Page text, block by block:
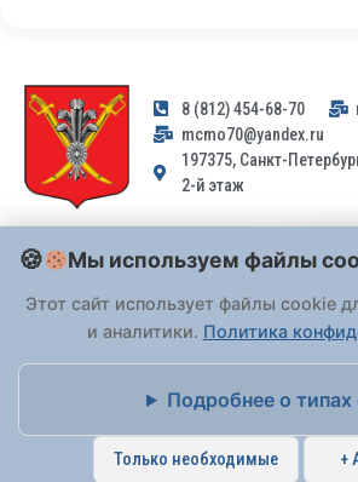
8 (812) 454-68-70
mcmo70@yandex.ru
197375, Санкт-
2-й этаж
Заявления и обращения граждан и
адрес email, не могут быть
Федерального закона от 02.05.2006 №
принимаются только: по почте, через
или лично при предъявлении
Политика обработки
Мы используем файлы
Этот сайт использует файлы cookie
и аналитики. Политика
Подробнее о типах
Только необходимые +